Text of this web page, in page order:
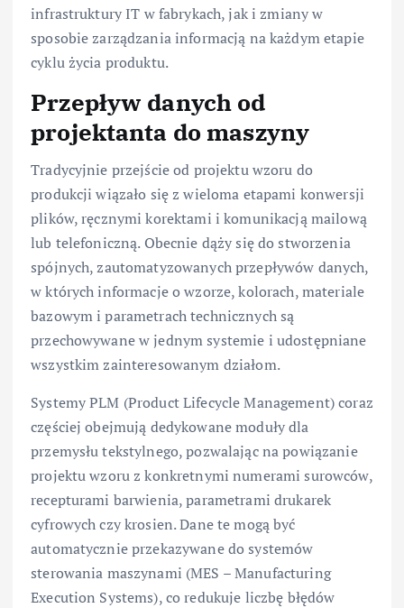
infrastruktury IT w fabrykach, jak i zmiany w
sposobie zarządzania informacją na każdym etapie
cyklu życia produktu.
Przepływ danych od
projektanta do maszyny
Tradycyjnie przejście od projektu wzoru do
produkcji wiązało się z wieloma etapami konwersji
plików, ręcznymi korektami i komunikacją mailową
lub telefoniczną. Obecnie dąży się do stworzenia
spójnych, zautomatyzowanych przepływów danych,
w których informacje o wzorze, kolorach, materiale
bazowym i parametrach technicznych są
przechowywane w jednym systemie i udostępniane
wszystkim zainteresowanym działom.
Systemy PLM (Product Lifecycle Management) coraz
częściej obejmują dedykowane moduły dla
przemysłu tekstylnego, pozwalając na powiązanie
projektu wzoru z konkretnymi numerami surowców,
recepturami barwienia, parametrami drukarek
cyfrowych czy krosien. Dane te mogą być
automatycznie przekazywane do systemów
sterowania maszynami (MES – Manufacturing
Execution Systems), co redukuje liczbę błędów